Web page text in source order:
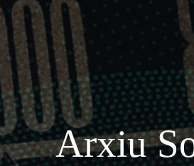
Arxiu